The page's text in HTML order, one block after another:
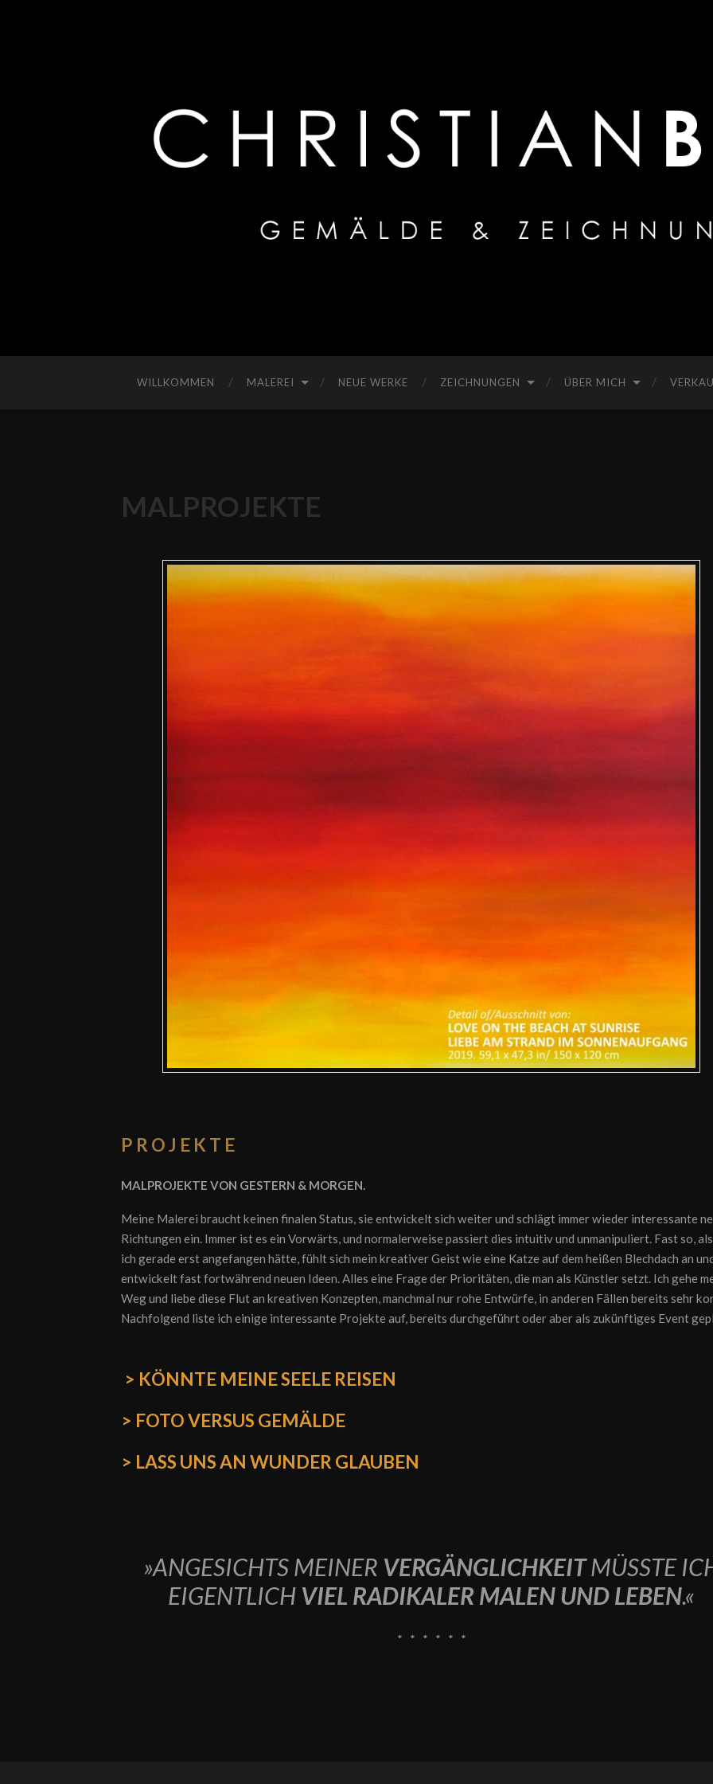
WILLKOMMEN MALEREI NEUE WERKE ZEICHNUNGEN ÜBER MICH
MALPROJEKTE
P R O J E K T E
MALPROJEKTE VON GESTERN & MORGEN.
Meine Malerei braucht keinen finalen Status, sie entwickelt sich weiter und schlägt immer wieder interessante
Richtungen ein. Immer ist es ein Vorwärts, und normalerweise passiert dies intuitiv und unmanipuliert. Fast so,
ich gerade erst angefangen hätte, fühlt sich mein kreativer Geist wie eine Katze auf dem heißen Blechdach an
entwickelt fast fortwährend neuen Ideen. Alles eine Frage der Prioritäten, die man als Künstler setzt. Ich gehe
Weg und liebe diese Flut an kreativen Konzepten, manchmal nur rohe Entwürfe, in anderen Fällen bereits sehr
Nachfolgend liste ich einige interessante Projekte auf, bereits durchgeführt oder aber als zukünftiges Event
> KÖNNTE MEINE SEELE REISEN
> FOTO VERSUS GEMÄLDE
> LASS UNS AN WUNDER GLAUBEN
»ANGESICHTS MEINER VERGÄNGLICHKEITMÜSSTE
EIGENTLICH VIEL RADIKALER MALEN UND LEBEN.«
* * * * * *